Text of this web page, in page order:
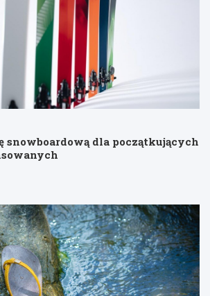
snowboardową dla początkujących